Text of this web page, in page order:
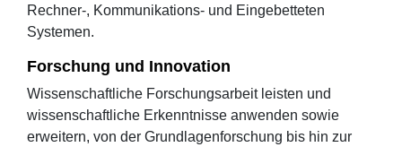
Rechner-, Kommunikations- und Eingebetteten
Systemen.
Forschung und Innovation
Wissenschaftliche Forschungsarbeit leisten und
wissenschaftliche Erkenntnisse anwenden sowie
erweitern, von der Grundlagenforschung bis hin zur